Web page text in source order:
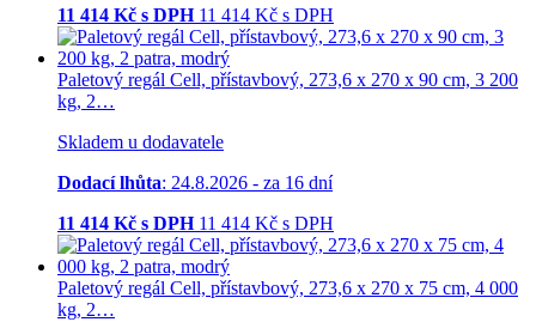
11 414 Kč s DPH 11 414 Kč s DPH
Paletový regál Cell, přístavbový, 273,6 x 270 x 90 cm, 3 200
kg, 2…
Skladem u dodavatele
Dodací lhůta: 24.8.2026 - za 16 dní
11 414 Kč s DPH 11 414 Kč s DPH
Paletový regál Cell, přístavbový, 273,6 x 270 x 75 cm, 4 000
kg, 2…